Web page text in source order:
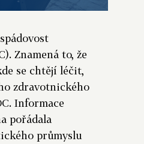
Znamená to, že
se chtějí léčit,
zdravotnického
Informace
pořádala
průmyslu